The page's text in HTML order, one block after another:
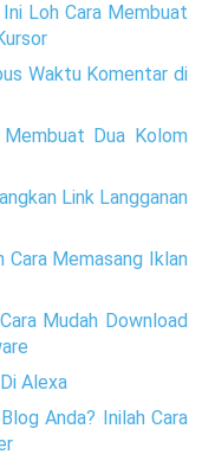
Loh Cara Membuat
Waktu Komentar di
Dua Kolom
Link Langganan
Cara Memasang Iklan
Mudah Download
Alexa
Anda? Inilah Cara